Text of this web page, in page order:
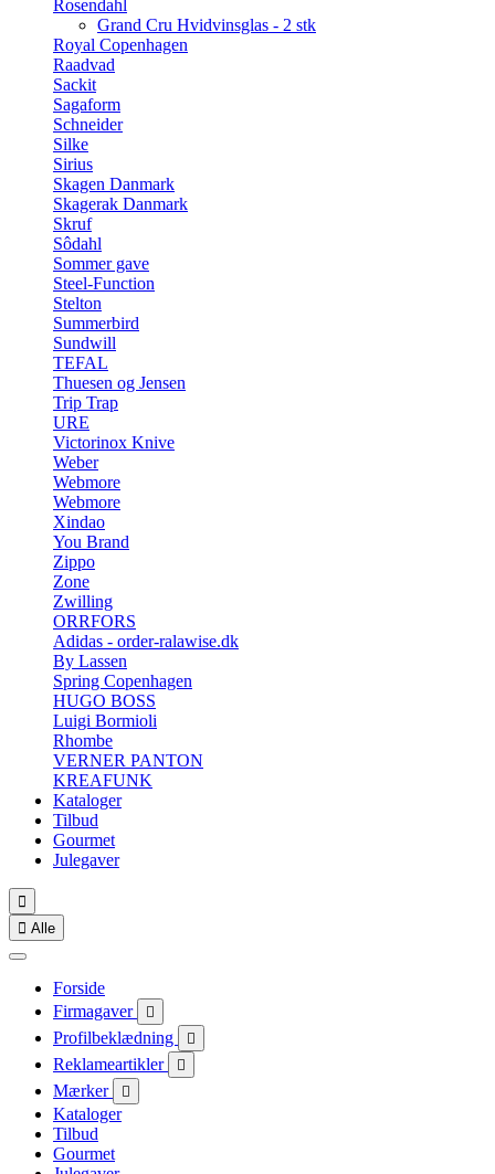
Rosendahl
Grand Cru Hvidvinsglas - 2 stk
Royal Copenhagen
Raadvad
Sackit
Sagaform
Schneider
Silke
Sirius
Skagen Danmark
Skagerak Danmark
Skruf
Sôdahl
Sommer gave
Steel-Function
Stelton
Summerbird
Sundwill
TEFAL
Thuesen og Jensen
Trip Trap
URE
Victorinox Knive
Weber
Webmore
Webmore
Xindao
You Brand
Zippo
Zone
Zwilling
ORRFORS
Adidas - order-ralawise.dk
By Lassen
Spring Copenhagen
HUGO BOSS
Luigi Bormioli
Rhombe
VERNER PANTON
KREAFUNK
Kataloger
Tilbud
Gourmet
Julegaver

 Alle
Forside
Firmagaver

Profilbeklædning 
Reklameartikler 
Mærker 
Kataloger
Tilbud
Gourmet